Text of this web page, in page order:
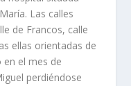
Las calles
de Francos, calle
ellas orientadas de
en el mes de
perdiéndose